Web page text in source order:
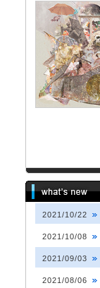
2021/10/22
2021/10/08
2021/09/03
2021/08/06